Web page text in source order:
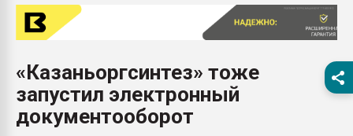
Подмосковье, Москва
28.07.2026
пластмасс
28.07.2026
«Казаньоргсинтез» тоже
запустил электронный
документооборот